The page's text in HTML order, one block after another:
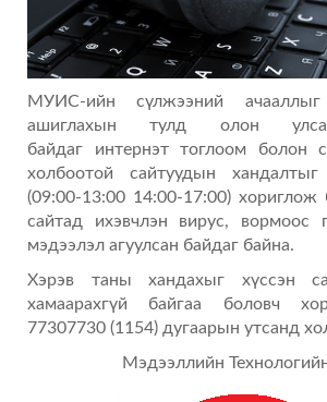
МУИС-ийн сүлжээний
ашиглахын тулд олон
байдаг интернэт тоглоом болон
холбоотой сайтуудын
(09:00-13:00 14:00-17:00) хориглож
сайтад ихэвчлэн вирус, вормоос
мэдээлэл агуулсан байдаг байна.
Хэрэв таны хандахыг хүссэн
хамаарахгүй байгаа боловч
77307730 (1154) дугаарын утсанд
Мэдээллийн